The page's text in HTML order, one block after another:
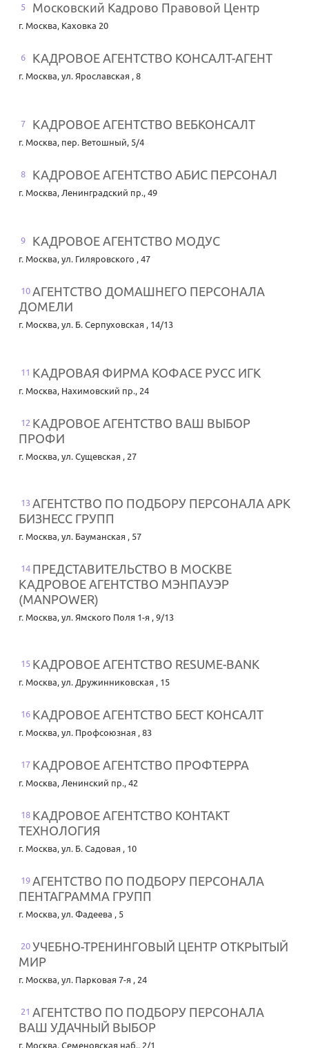
5 Московский Кадрово Правовой Центр
г. Москва, Каховка 20
6 КАДРОВОЕ АГЕНТСТВО КОНСАЛТ-АГЕНТ
г. Москва, ул. Ярославская , 8
7 КАДРОВОЕ АГЕНТСТВО ВЕБКОНСАЛТ
г. Москва, пер. Ветошный, 5/4
8 КАДРОВОЕ АГЕНТСТВО АБИС ПЕРСОНАЛ
г. Москва, Ленинградский пр., 49
9 КАДРОВОЕ АГЕНТСТВО МОДУС
г. Москва, ул. Гиляровского , 47
10 АГЕНТСТВО ДОМАШНЕГО ПЕРСОНАЛА
ДОМЕЛИ
г. Москва, ул. Б. Серпуховская , 14/13
11 КАДРОВАЯ ФИРМА КОФАСЕ РУСС ИГК
г. Москва, Нахимовский пр., 24
12 КАДРОВОЕ АГЕНТСТВО ВАШ ВЫБОР
ПРОФИ
г. Москва, ул. Сущевская , 27
13 АГЕНТСТВО ПО ПОДБОРУ ПЕРСОНАЛА АРК
БИЗНЕСС ГРУПП
г. Москва, ул. Бауманская , 57
14 ПРЕДСТАВИТЕЛЬСТВО В МОСКВЕ
КАДРОВОЕ АГЕНТСТВО МЭНПАУЭР
(MANPOWER)
г. Москва, ул. Ямского Поля 1-я , 9/13
15 КАДРОВОЕ АГЕНТСТВО RESUME-BANK
г. Москва, ул. Дружинниковская , 15
16 КАДРОВОЕ АГЕНТСТВО БЕСТ КОНСАЛТ
г. Москва, ул. Профсоюзная , 83
17 КАДРОВОЕ АГЕНТСТВО ПРОФТЕРРА
г. Москва, Ленинский пр., 42
18 КАДРОВОЕ АГЕНТСТВО КОНТАКТ
ТЕХНОЛОГИЯ
г. Москва, ул. Б. Садовая , 10
19 АГЕНТСТВО ПО ПОДБОРУ ПЕРСОНАЛА
ПЕНТАГРАММА ГРУПП
г. Москва, ул. Фадеева , 5
20 УЧЕБНО-ТРЕНИНГОВЫЙ ЦЕНТР ОТКРЫТЫЙ
МИР
г. Москва, ул. Парковая 7-я , 24
21 АГЕНТСТВО ПО ПОДБОРУ ПЕРСОНАЛА
ВАШ УДАЧНЫЙ ВЫБОР
г. Москва, Семеновская наб., 2/1